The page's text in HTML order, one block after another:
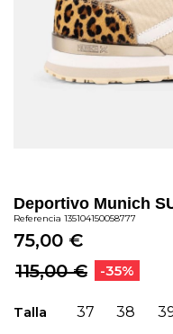
Deportivo Munich
Referencia 135104150058777
75,00 €
115,00 €
-35%
Talla 37 38